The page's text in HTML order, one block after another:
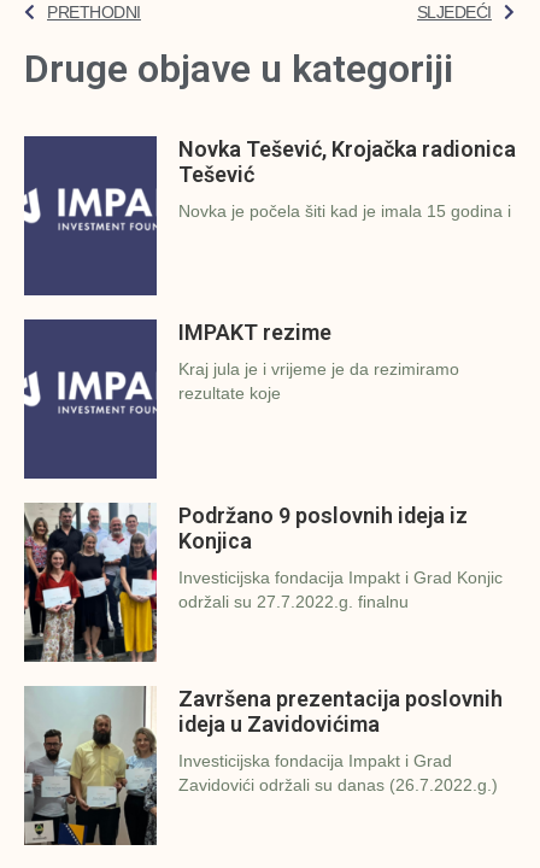
PRETHODNI SLJEDEĆI
Druge objave u kategoriji
Novka Tešević, Krojačka radionica
Tešević
Novka je počela šiti kad je imala 15 godina i
IMPAKT rezime
Kraj jula je i vrijeme je da rezimiramo
rezultate koje
Podržano 9 poslovnih ideja iz
Konjica
Investicijska fondacija Impakt i Grad Konjic
održali su 27.7.2022.g. finalnu
Završena prezentacija poslovnih
ideja u Zavidovićima
Investicijska fondacija Impakt i Grad
Zavidovići održali su danas (26.7.2022.g.)